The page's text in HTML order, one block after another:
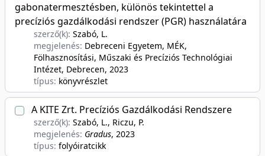
gabonatermesztésben, különös tekintettel a
precíziós gazdálkodási rendszer (PGR) használatára
szerző(k): Szabó, L.
megjelenés: Debreceni Egyetem, MÉK,
Fölhasznosítási, Műszaki és Precíziós Technológiai
Intézet, Debrecen, 2023
típus: könyvrészlet
A KITE Zrt. Precíziós Gazdálkodási Rendszere
szerző(k): Szabó, L., Riczu, P.
megjelenés: Gradus, 2023
típus: folyóiratcikk